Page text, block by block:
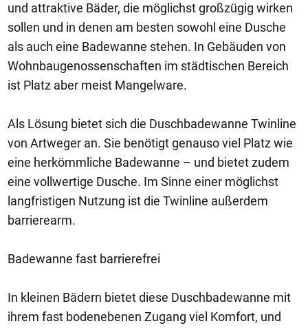
und attraktive Bäder, die möglichst großzügig wirken
sollen und in denen am besten sowohl eine Dusche
als auch eine Badewanne stehen. In Gebäuden von
Wohnbaugenossenschaften im städtischen Bereich
ist Platz aber meist Mangelware.
Als Lösung bietet sich die Duschbadewanne Twinline
von Artweger an. Sie benötigt genauso viel Platz wie
eine herkömmliche Badewanne – und bietet zudem
eine vollwertige Dusche. Im Sinne einer möglichst
langfristigen Nutzung ist die Twinline außerdem
barrierearm.
Badewanne fast barrierefrei
In kleinen Bädern bietet diese Duschbadewanne mit
ihrem fast bodenebenen Zugang viel Komfort, und